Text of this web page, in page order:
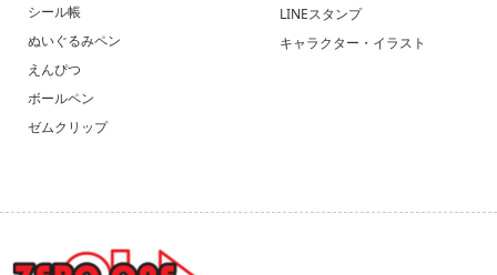
シール帳
ぬいぐるみペン
えんぴつ
ボールペン
ゼムクリップ
LINEスタンプ
キャラクター・イラスト